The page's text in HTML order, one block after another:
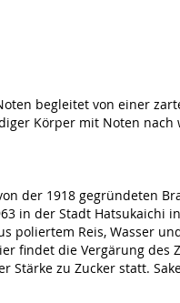
begleitet von einer
Körper mit Noten nach
der 1918 gegründeten
in der Stadt Hatsukaichi
poliertem Reis, Wasser
findet die Vergärung des
Stärke zu Zucker statt.